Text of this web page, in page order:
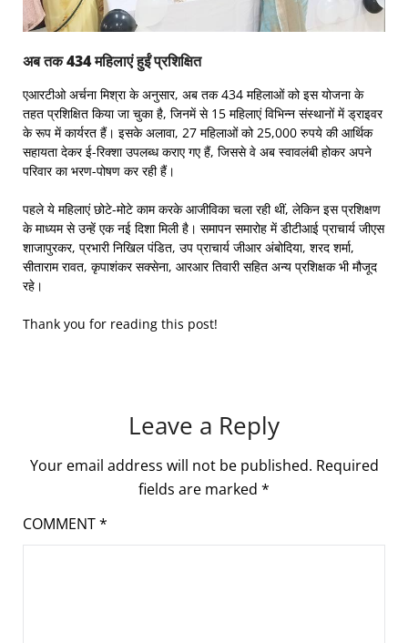
अब तक 434 महिलाएं हुईं प्रशिक्षित
एआरटीओ अर्चना मिश्रा के अनुसार, अब तक 434 महिलाओं को इस योजना के
तहत प्रशिक्षित किया जा चुका है, जिनमें से 15 महिलाएं विभिन्न संस्थानों में ड्राइवर
के रूप में कार्यरत हैं। इसके अलावा, 27 महिलाओं को 25,000 रुपये की आर्थिक
सहायता देकर ई-रिक्शा उपलब्ध कराए गए हैं, जिससे वे अब स्वावलंबी होकर अपने
परिवार का भरण-पोषण कर रही हैं।
पहले ये महिलाएं छोटे-मोटे काम करके आजीविका चला रही थीं, लेकिन इस प्रशिक्षण
के माध्यम से उन्हें एक नई दिशा मिली है। समापन समारोह में डीटीआई प्राचार्य जीएस
शाजापुरकर, प्रभारी निखिल पंडित, उप प्राचार्य जीआर अंबोदिया, शरद शर्मा,
सीताराम रावत, कृपाशंकर सक्सेना, आरआर तिवारी सहित अन्य प्रशिक्षक भी मौजूद
रहे।
Thank you for reading this post!
Leave a Reply
Your email address will not be published. Required
fields are marked *
COMMENT*